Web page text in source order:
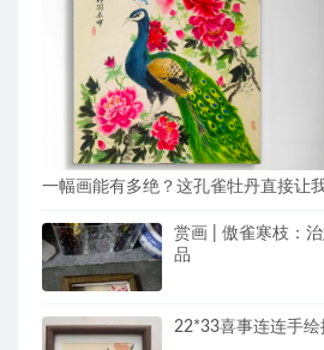
一幅画能有多绝？这孔雀牡丹直接让
赏画 | 傲雀寒枝：
品
22*33喜事连连手绘